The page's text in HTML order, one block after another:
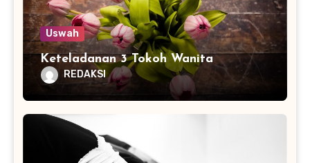
Uswah
Keteladanan 3 Tokoh Wanita
REDAKSI